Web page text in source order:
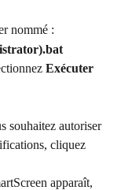
nommé :
Exécuter
souhaitez autoriser
cliquez
apparaît,